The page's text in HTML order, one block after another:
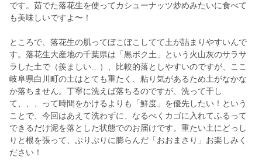
です。茹でた落花生を使ってカシューナッツ炒めみたいに食べて
も美味しいですよ〜！
ところで、落花生の肌ってぼこぼこしてて土が詰まりやすいんで
す。落花生大産地の千葉県は「黒ボク土」という火山灰のサラサ
ラした土で（羨ましい…）、比較的落としやすいのですが、ここ
岐阜県白川町の土はとても重たく、粘り気があるため土がなかな
か落ちません。丁寧に洗えば落ちるのですが、洗って干し
て、、、って時間をかけるよりも「鮮度」を優先したい！という
ことで、今回はあえて洗わずに、なるべくカゴに入れてふるって
できるだけ泥を落とした状態でのお届けです。重たい土にどっし
りと根を張って、ぷりぷりに膨らんだ「おおまさり」お楽しみく
ださい！